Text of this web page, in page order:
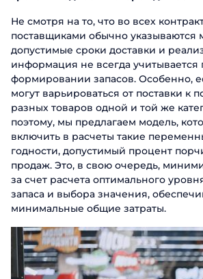
Не смотря на то, что во всех
поставщиками обычно указываются
допустимые сроки доставки и
информация не всегда учитывается
формировании запасов. Особенно,
могут варьироваться от поставки к
разных товаров одной и той же
поэтому, мы предлагаем модель,
включить в расчеты такие
годности, допустимый процент
продаж. Это, в свою очередь,
за счет расчета оптимального
запаса и выбора значения,
минимальные общие затраты.